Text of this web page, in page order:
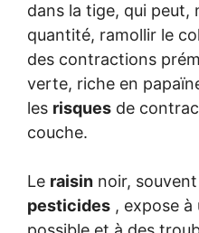
dans la tige, qui peut,
quantité, ramollir le
des contractions
verte, riche en
les risques de
couche.
Le raisin noir,
pesticides , expose à